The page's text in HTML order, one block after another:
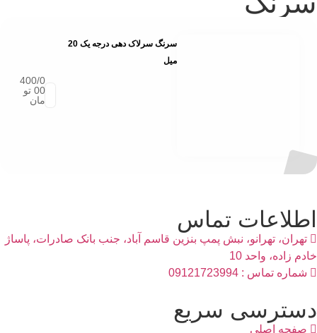
سرنگ سرلاک دهی درجه یک 20
میل
400/0
00 تو
مان
اطلاعات تماس
تهران، تهرانو، نبش پمپ بنزین قاسم آباد، جنب بانک صادرات، پاساژ
خادم زاده، واحد 10
شماره تماس : 09121723994
دسترسی سریع
صفحه اصلی